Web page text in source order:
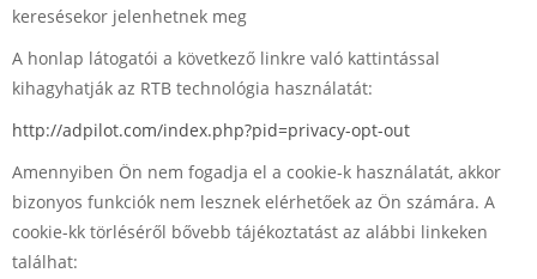
keresésekor jelenhetnek meg
A honlap látogatói a következő linkre való kattintással
kihagyhatják az RTB technológia használatát:
http://adpilot.com/index.php?pid=privacy-opt-out
Amennyiben Ön nem fogadja el a cookie-k használatát, akkor
bizonyos funkciók nem lesznek elérhetőek az Ön számára. A
cookie-kk törléséről bővebb tájékoztatást az alábbi linkeken
találhat: